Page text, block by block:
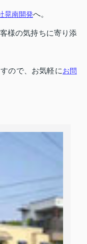
晃南開発へ。
様の気持ちに寄り添
ので、お気軽にお問